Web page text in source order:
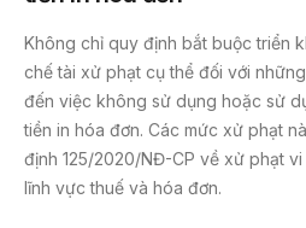
Không chỉ quy định bắt buộc triển
chế tài xử phạt cụ thể đối với
đến việc không sử dụng hoặc sử
tiền in hóa đơn. Các mức xử phạt
định 125/2020/NĐ-CP về xử phạt
lĩnh vực thuế và hóa đơn.